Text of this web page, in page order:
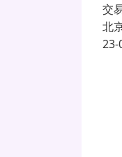
交
北
23-